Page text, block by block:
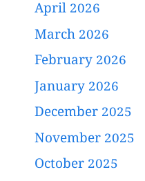
April 2026
March 2026
February 2026
January 2026
December 2025
November 2025
October 2025